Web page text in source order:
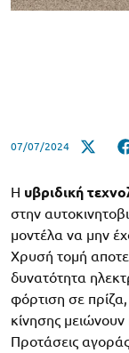
07/07/2024
Η υβριδική
στην
μοντέλα να μην
Χρυσή τομή
δυνατότητα
φόρτιση σε
κίνησης μειώνουν
Προτάσεις